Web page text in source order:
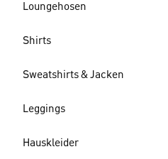
Loungehosen
Shirts
Sweatshirts & Jacken
Leggings
Hauskleider